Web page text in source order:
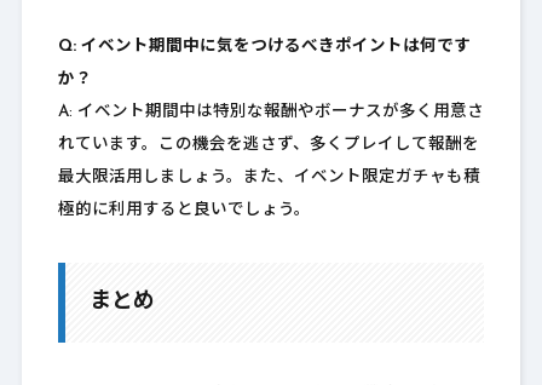
Q: イベント期間中に気をつけるべきポイントは何です
か？
A: イベント期間中は特別な報酬やボーナスが多く用意さ
れています。この機会を逃さず、多くプレイして報酬を
最大限活用しましょう。また、イベント限定ガチャも積
極的に利用すると良いでしょう。
まとめ